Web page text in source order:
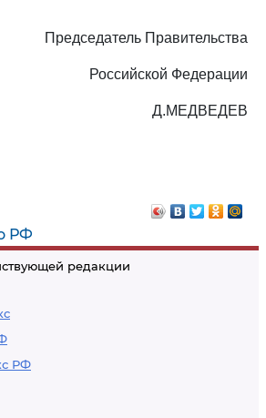
РФ
редакции
РФ
Председатель Правительства
Российской Федерации
Д.МЕДВЕДЕВ